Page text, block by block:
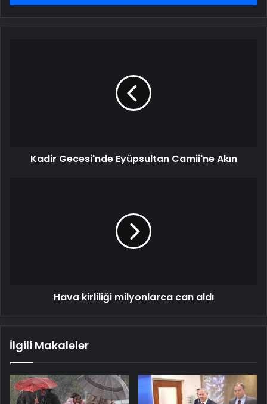
Kadir Gecesi'nde Eyüpsultan Camii'ne Akın
Hava kirliliği milyonlarca can aldı
İlgili Makaleler